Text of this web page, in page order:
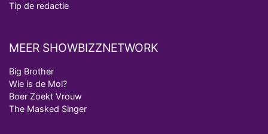
Tip de redactie
MEER SHOWBIZZNETWORK
Big Brother
Wie is de Mol?
Boer Zoekt Vrouw
The Masked Singer